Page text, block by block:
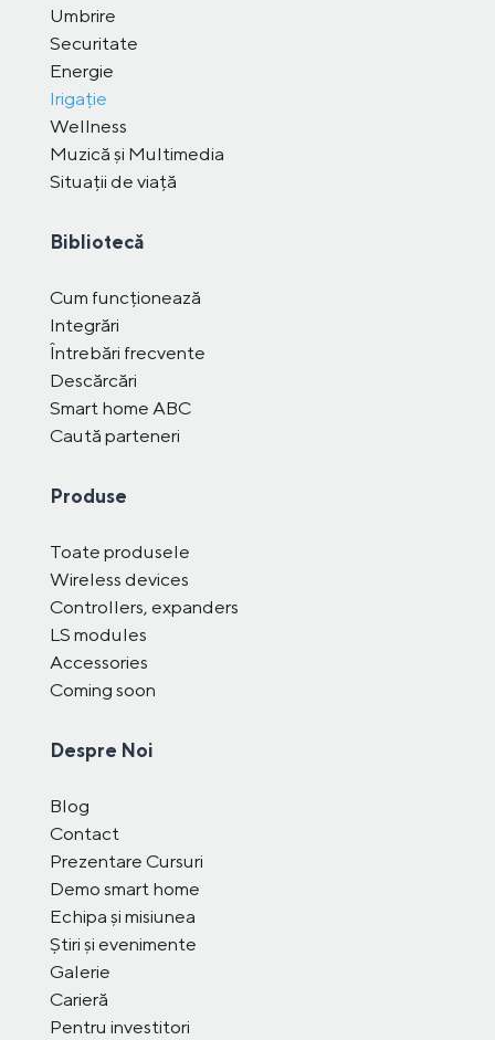
Umbrire
Securitate
Energie
Irigație
Wellness
Muzică și Multimedia
Situații de viață
Bibliotecă
Cum funcționează
Integrări
Întrebări frecvente
Descărcări
Smart home ABC
Caută parteneri
Produse
Toate produsele
Wireless devices
Controllers, expanders
LS modules
Accessories
Coming soon
Despre Noi
Blog
Contact
Prezentare Cursuri
Demo smart home
Echipa și misiunea
Știri și evenimente
Galerie
Carieră
Pentru investitori